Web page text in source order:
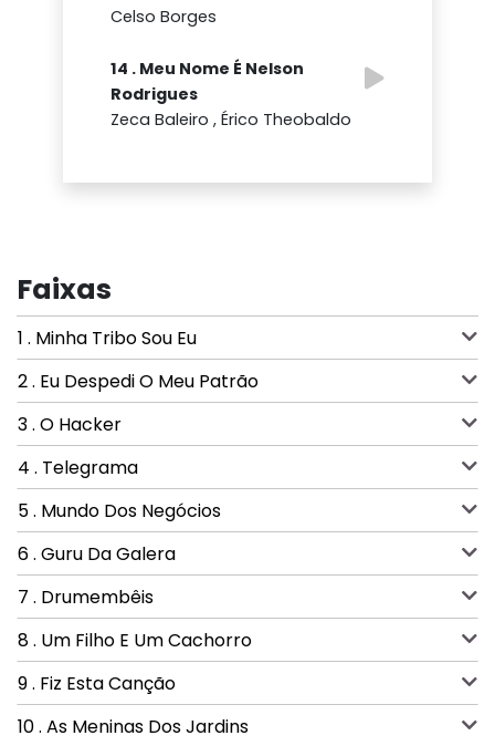
Celso Borges
14 . Meu Nome É Nelson
Rodrigues
Zeca Baleiro , Érico Theobaldo
Faixas
1 . Minha Tribo Sou Eu
2 . Eu Despedi O Meu Patrão
3 . O Hacker
4 . Telegrama
5 . Mundo Dos Negócios
6 . Guru Da Galera
7 . Drumembêis
8 . Um Filho E Um Cachorro
9 . Fiz Esta Canção
10 . As Meninas Dos Jardins